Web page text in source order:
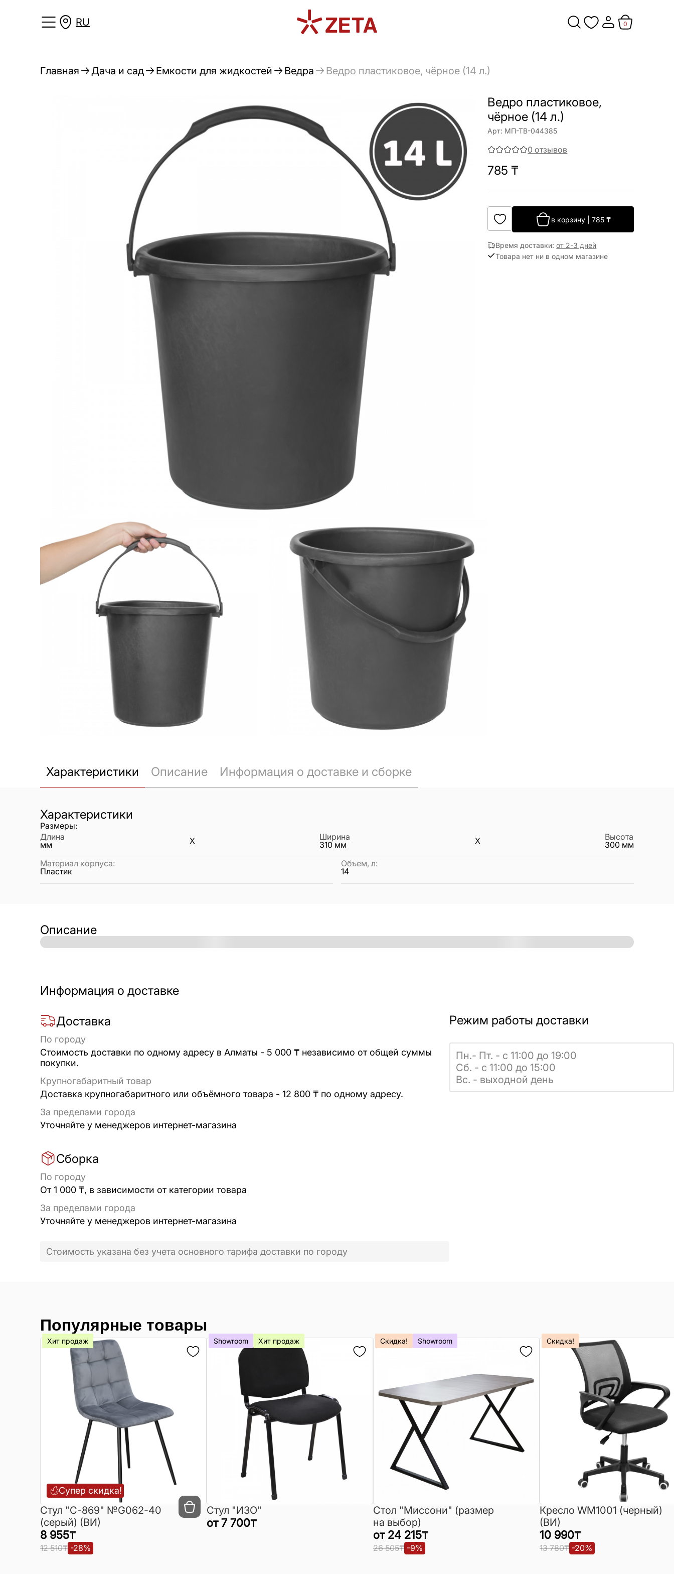
RU 0
Главная Дача и сад Емкости для жидкостей Ведра Ведро пластиковое, чёрное (14 л.)
Ведро пластиковое,
чёрное (14 л.)
Арт: МП-ТВ-044385
0 отзывов
785 ₸
в корзину |785 ₸
Время доставки:от 2-3 дней
Товара нет ни в одном магазине
Характеристики Описание Информация о доставке и сборке
Характеристики
Размеры:
Длина
мм
X
Ширина
310 мм X
Высота
300 мм
Материал корпуса:
Пластик
Объем, л:
14
Описание
Информация о доставке
Доставка
По городу
Стоимость доставки по одному адресу в Алматы - 5 000 ₸ независимо от общей суммы
покупки.
Крупногабаритный товар
Доставка крупногабаритного или объёмного товара - 12 800 ₸ по одному адресу.
За пределами города
Уточняйте у менеджеров интернет-магазина
Сборка
По городу
От 1 000 ₸, в зависимости от категории товара
За пределами города
Уточняйте у менеджеров интернет-магазина
Стоимость указана без учета основного тарифа доставки по городу
Режим работы доставки
Пн.- Пт. - с 11:00 до 19:00
Сб. - с 11:00 до 15:00
Вс. - выходной день
Популярные товары
Супер скидка!
Хит продаж
Cтул "C-869" №G062-40
(серый) (ВИ)
8 955₸
12 510₸ -28%
Showroom Хит продаж
Стул "ИЗО"
от 7 700₸
Скидка! Showroom
Стол "Миссони" (размер
на выбор)
от 24 215₸
26 505₸ -9%
Скидка!
Кресло WM1001 (черный)
(ВИ)
10 990₸
13 780₸ -20%